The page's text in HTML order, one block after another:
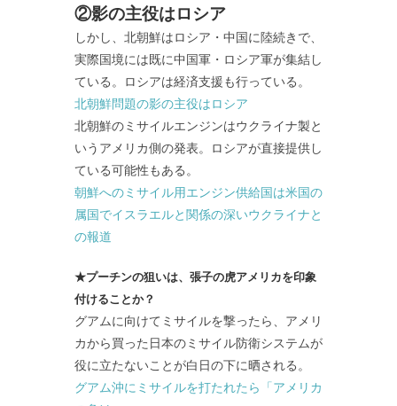
②影の主役はロシア
しかし、北朝鮮はロシア・中国に陸続きで、
実際国境には既に中国軍・ロシア軍が集結し
ている。ロシアは経済支援も行っている。
北朝鮮問題の影の主役はロシア
北朝鮮のミサイルエンジンはウクライナ製と
いうアメリカ側の発表。ロシアが直接提供し
ている可能性もある。
朝鮮へのミサイル用エンジン供給国は米国の
属国でイスラエルと関係の深いウクライナと
の報道
★プーチンの狙いは、張子の虎アメリカを印象
付けることか？
グアムに向けてミサイルを撃ったら、アメリ
カから買った日本のミサイル防衛システムが
役に立たないことが白日の下に晒される。
グアム沖にミサイルを打たれたら「アメリカ